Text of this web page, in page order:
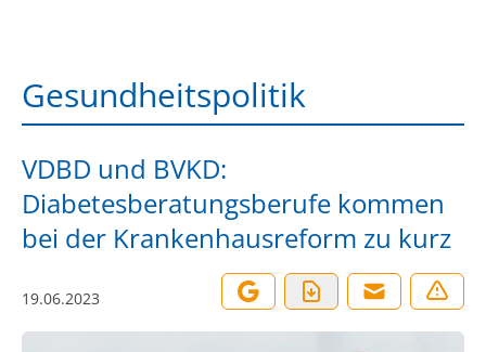
Gesundheitspolitik
VDBD und BVKD:
Diabetesberatungsberufe kommen
bei der Krankenhausreform zu kurz
19.06.2023